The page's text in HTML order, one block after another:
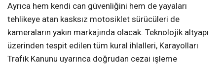
Ayrıca hem kendi can güvenliğini hem de yayaları
tehlikeye atan kasksız motosiklet sürücüleri de
kameraların yakın markajında olacak. Teknolojik altyapı
üzerinden tespit edilen tüm kural ihlalleri, Karayolları
Trafik Kanunu uyarınca doğrudan cezai işleme